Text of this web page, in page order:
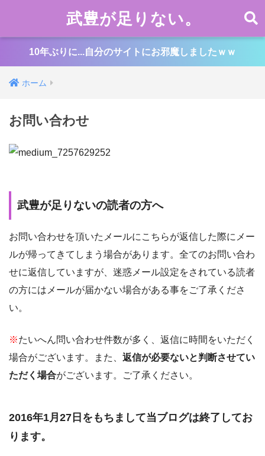
武豊が足りない。
10年ぶりに...自分のサイトにお邪魔しましたｗｗ
ホーム
お問い合わせ
武豊が足りないの読者の方へ
お問い合わせを頂いたメールにこちらが返信した際にメー
ルが帰ってきてしまう場合があります。全てのお問い合わ
せに返信していますが、迷惑メール設定をされている読者
の方にはメールが届かない場合がある事をご了承くださ
い。
※たいへん問い合わせ件数が多く、返信に時間をいただく
場合がございます。また、 返信が必要ないと判断させてい
ただく場合がございます。ご了承ください。
2016年1月27日をもちまして当ブログは終了してお
ります。